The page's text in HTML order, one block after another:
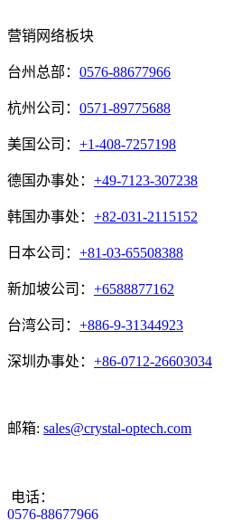
营销网络板块
台州总部： 0576-88677966
杭州公司： 0571-89775688
美国公司： +1-408-7257198
德国办事处： +49-7123-307238
韩国办事处： +82-031-2115152
日本公司： +81-03-65508388
新加坡公司： +6588877162
台湾公司： +886-9-31344923
深圳办事处： +86-0712-26603034
邮箱: sales@crystal-optech.com
电话：
0576-88677966